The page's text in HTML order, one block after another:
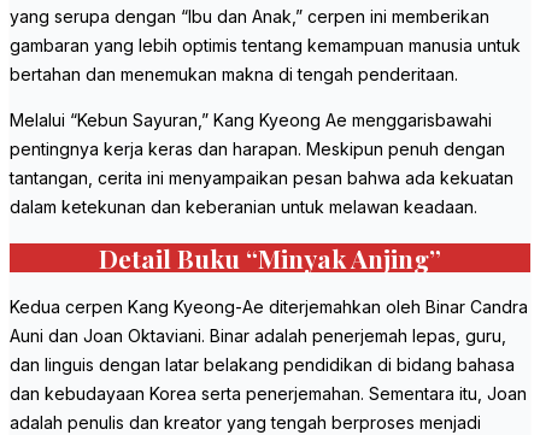
yang serupa dengan “Ibu dan Anak,” cerpen ini memberikan
gambaran yang lebih optimis tentang kemampuan manusia untuk
bertahan dan menemukan makna di tengah penderitaan.
Melalui “Kebun Sayuran,” Kang Kyeong Ae menggarisbawahi
pentingnya kerja keras dan harapan. Meskipun penuh dengan
tantangan, cerita ini menyampaikan pesan bahwa ada kekuatan
dalam ketekunan dan keberanian untuk melawan keadaan.
Detail Buku “Minyak Anjing”
Kedua cerpen Kang Kyeong-Ae diterjemahkan oleh Binar Candra
Auni dan Joan Oktaviani. Binar adalah penerjemah lepas, guru,
dan linguis dengan latar belakang pendidikan di bidang bahasa
dan kebudayaan Korea serta penerjemahan. Sementara itu, Joan
adalah penulis dan kreator yang tengah berproses menjadi